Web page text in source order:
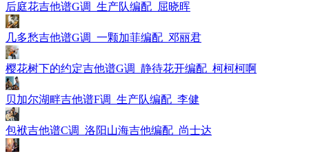
后庭花吉他谱G调_生产队编配_屈晓晖
几多愁吉他谱G调_一颗加菲编配_邓丽君
樱花树下的约定吉他谱G调_静待花开编配_柯柯柯啊
贝加尔湖畔吉他谱F调_生产队编配_李健
包袱吉他谱C调_洛阳山海吉他编配_尚士达